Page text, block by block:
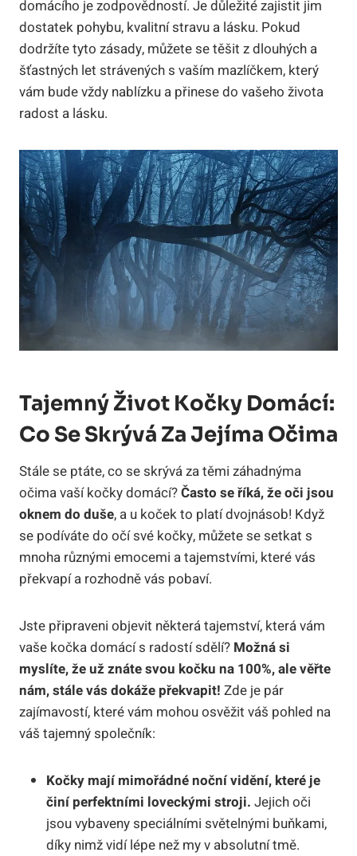
domácího je zodpovědností. Je důležité zajistit jim
dostatek pohybu, kvalitní stravu a lásku. Pokud
dodržíte tyto zásady, můžete se těšit z dlouhých a
šťastných let strávených s vaším mazlíčkem, který
vám bude vždy nablízku a přinese do vašeho života
radost a lásku.
Tajemný Život Kočky Domácí:
Co Se Skrývá Za Jejíma Očima
Stále se ptáte, co se skrývá za těmi záhadnýma
očima vaší kočky domácí?Často se říká, že oči jsou
oknem do duše, a u koček to platí dvojnásob! Když
se podíváte do očí své kočky, můžete se setkat s
mnoha různými emocemi a tajemstvími, které vás
překvapí a rozhodně vás pobaví.
Jste připraveni objevit některá tajemství, která vám
vaše kočka domácí s radostí sdělí? Možná si
myslíte, že už znáte svou kočku na 100%, ale věřte
nám, stále vás dokáže překvapit! Zde je pár
zajímavostí, které vám mohou osvěžit váš pohled na
váš tajemný společník:
Kočky mají mimořádné noční vidění, které je
činí perfektními loveckými stroji. Jejich oči
jsou vybaveny speciálními světelnými buňkami,
díky nimž vidí lépe než my v absolutní tmě.